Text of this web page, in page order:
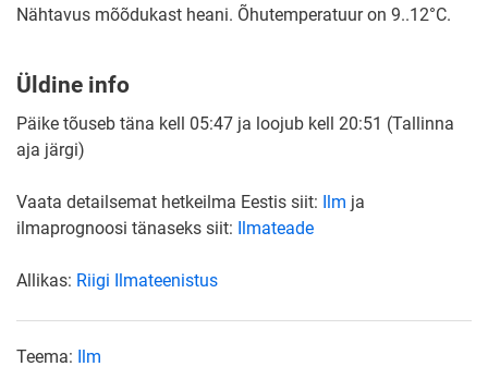
Nähtavus mõõdukast heani. Õhutemperatuur on 9..12°C.
Üldine info
Päike tõuseb täna kell 05:47 ja loojub kell 20:51 (Tallinna
aja järgi)
Vaata detailsemat hetkeilma Eestis siit: Ilm ja
ilmaprognoosi tänaseks siit: Ilmateade
Allikas: Riigi Ilmateenistus
Teema: Ilm